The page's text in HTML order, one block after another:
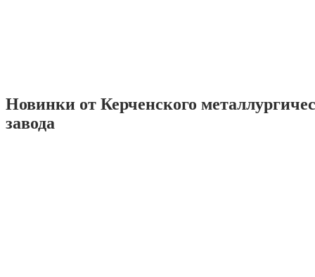
Новинки от Керченского
завода